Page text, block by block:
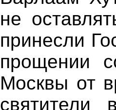
не
принесли
прощении
Москвы от
святители